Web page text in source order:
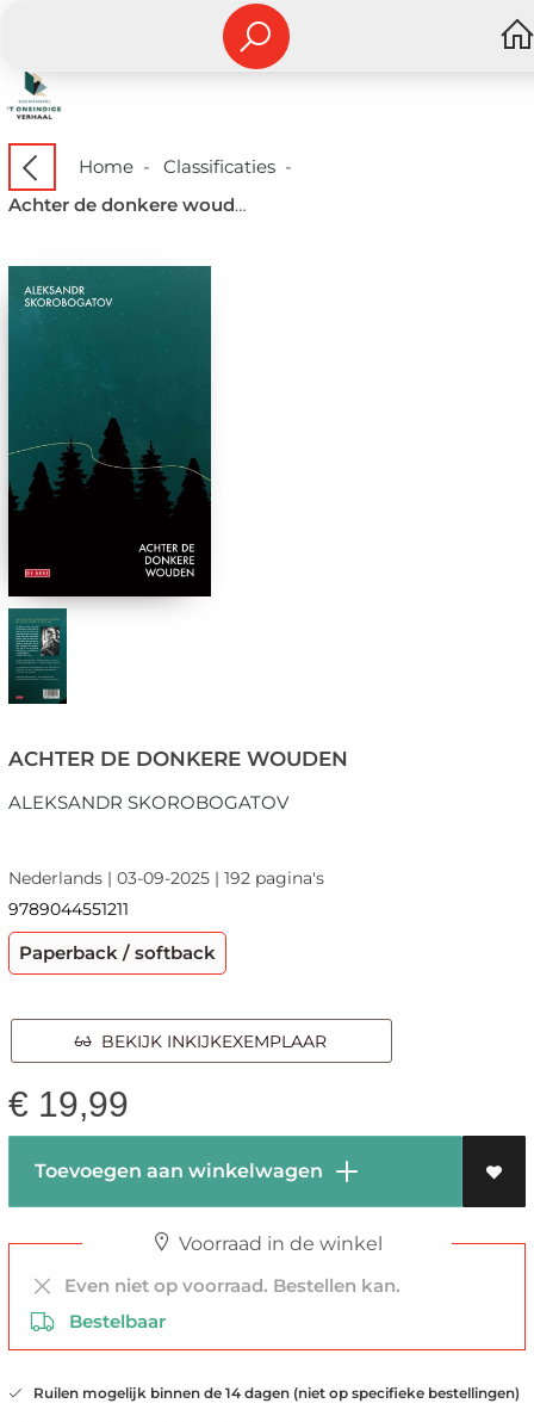
Home- Classificaties-
Achter de donkere wouden
ACHTER DE DONKERE WOUDEN
ALEKSANDR SKOROBOGATOV
Nederlands | 03-09-2025 | 192 pagina's
9789044551211
Paperback / softback
BEKIJK INKIJKEXEMPLAAR
€ 19,99
Toevoegen aan winkelwagen
Voorraad in de winkel
Even niet op voorraad. Bestellen kan.
Bestelbaar
Ruilen mogelijk binnen de 14 dagen (niet op specifieke bestellingen)